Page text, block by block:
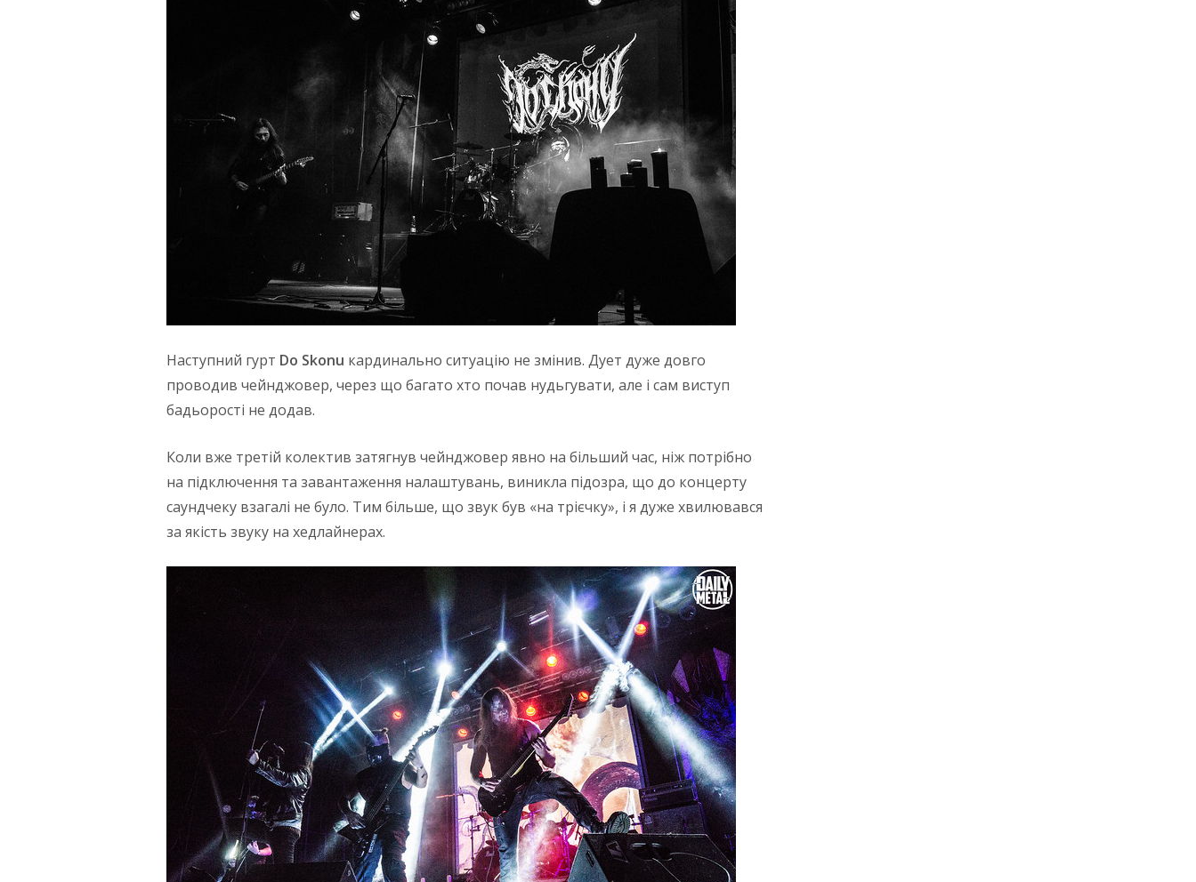
Наступний гурт Do Skonu кардинально ситуацію не змінив. Дует дуже довго
проводив чейнджовер, через що багато хто почав нудьгувати, але і сам виступ
бадьорості не додав.
Коли вже третій колектив затягнув чейнджовер явно на більший час, ніж потрібно
на підключення та завантаження налаштувань, виникла підозра, що до концерту
саундчеку взагалі не було. Тим більше, що звук був «на трієчку», і я дуже хвилювався
за якість звуку на хедлайнерах.